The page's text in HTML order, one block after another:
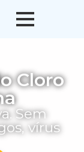
Cloro
Sem
vírus